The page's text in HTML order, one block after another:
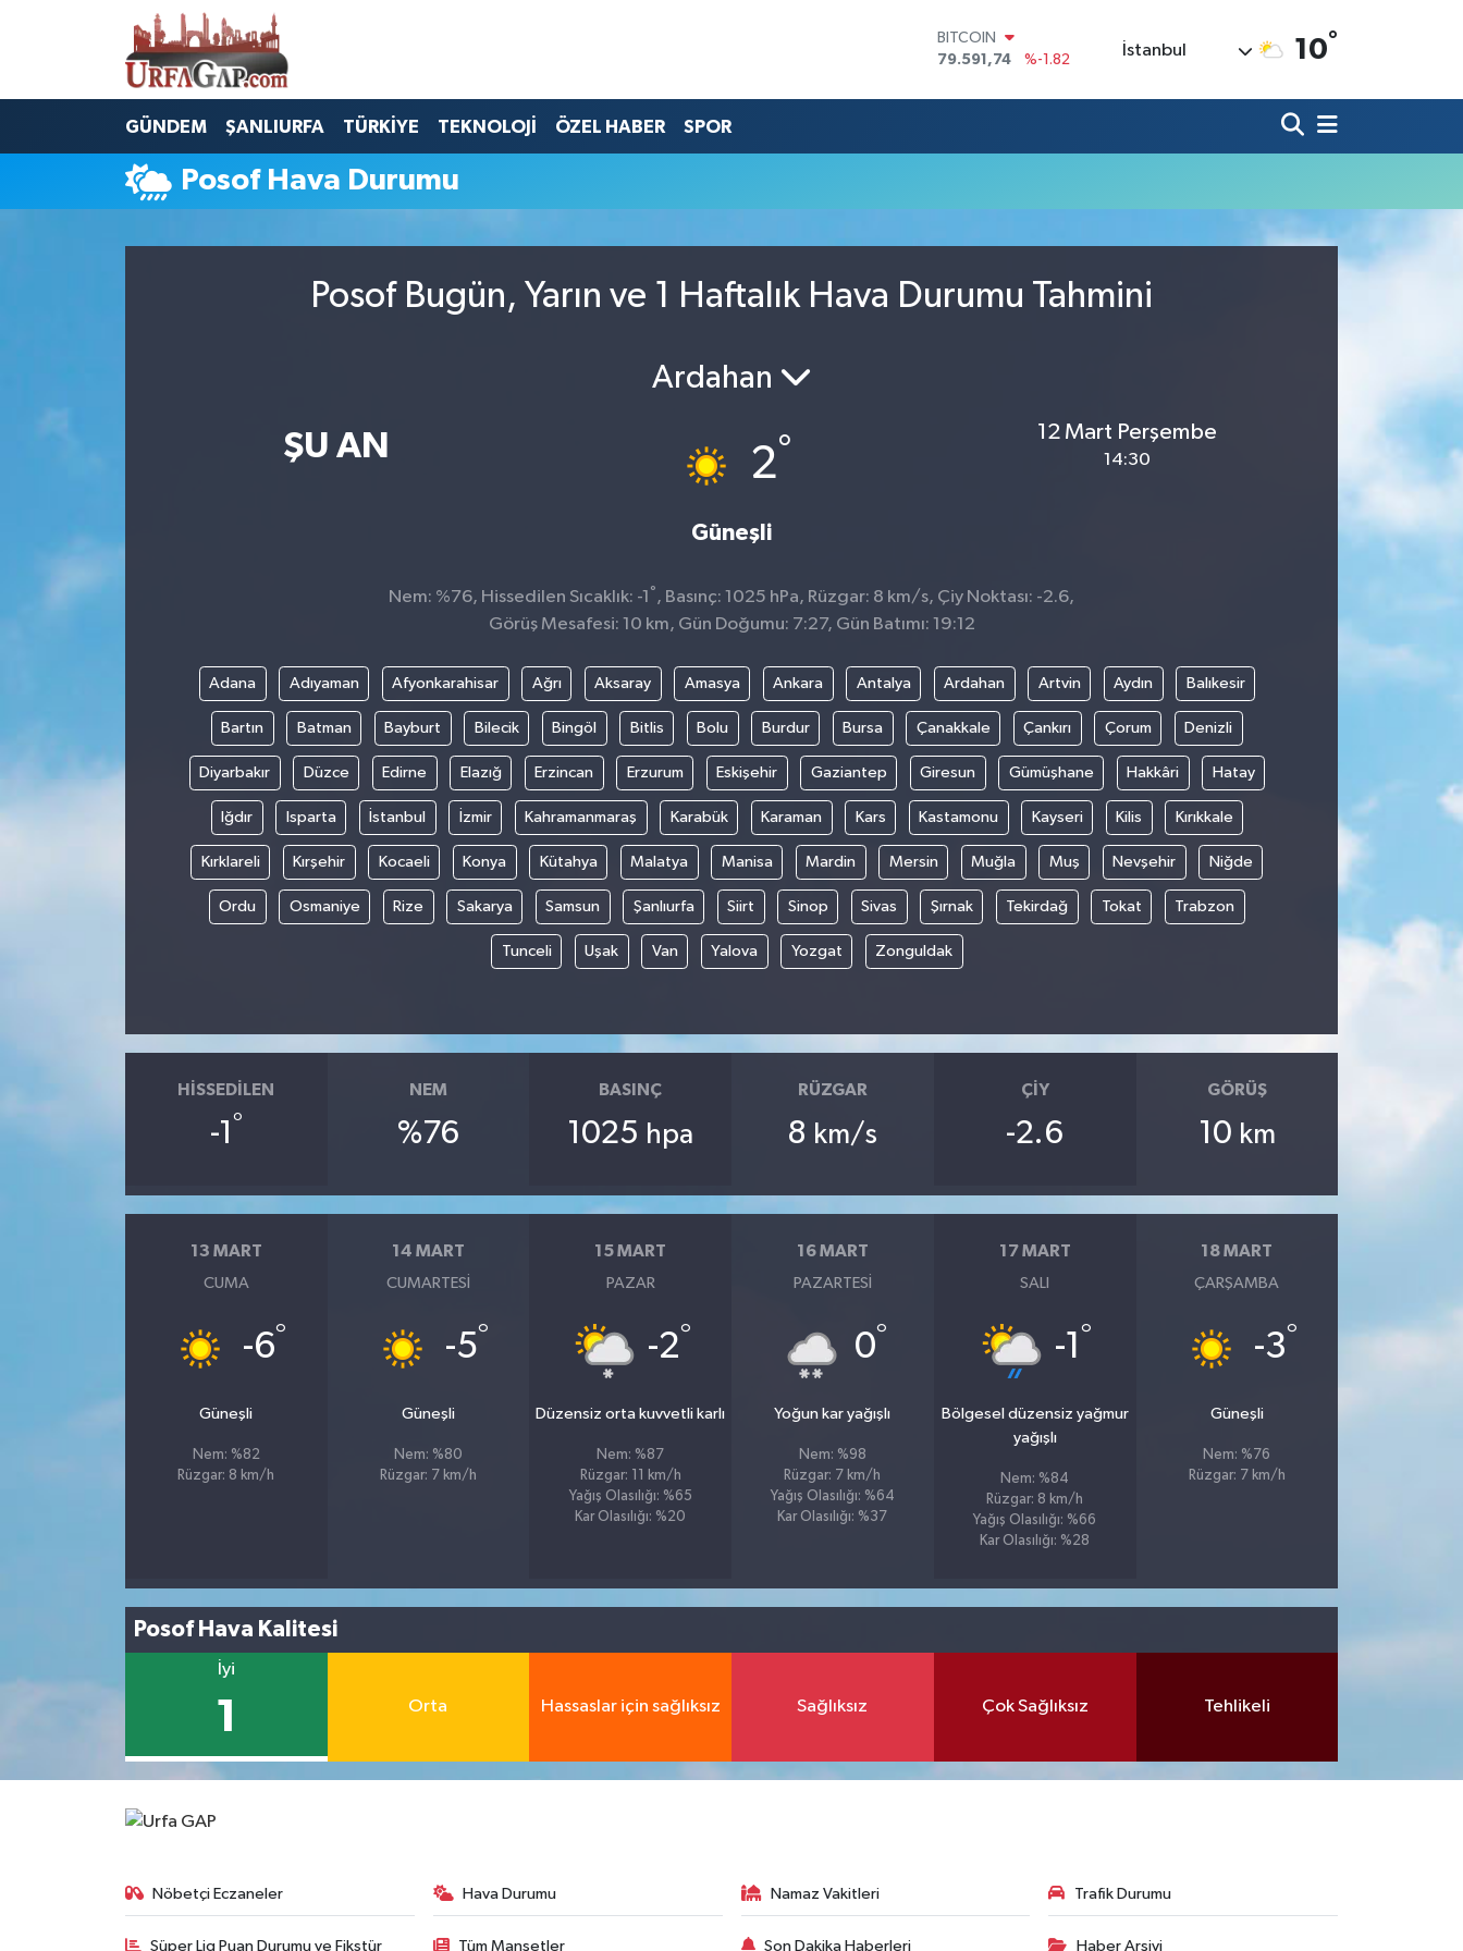
BITCOIN
79.591,74
%-1.82
45,43620
%0.02
%0
İstanbul 10°
GÜNDEM ŞANLIURFA TÜRKİYE TEKNOLOJİ ÖZEL HABER SPOR
Posof Hava Durumu
Posof Bugün, Yarın ve 1 Haftalık Hava Durumu Tahmini
ŞU AN
Ardahan
2°
Güneşli
12 Mart Perşembe
14:30
Nem: %76, Hissedilen Sıcaklık: -1 °, Basınç: 1025 hPa, Rüzgar: 8 km/s, Çiy Noktası: -2.6,
Görüş Mesafesi: 10 km, Gün Doğumu: 7:27, Gün Batımı: 19:12
Adana Adıyaman Afyonkarahisar Ağrı Aksaray Amasya Ankara Antalya Ardahan Artvin Aydın Balıkesir
Bartın Batman Bayburt Bilecik Bingöl Bitlis Bolu Burdur Bursa Çanakkale Çankırı Çorum Denizli
Diyarbakır Düzce Edirne Elazığ Erzincan Erzurum Eskişehir Gaziantep Giresun Gümüşhane Hakkâri Hatay
Iğdır Isparta İstanbul İzmir Kahramanmaraş Karabük Karaman Kars Kastamonu Kayseri Kilis Kırıkkale
Kırklareli Kırşehir Kocaeli Konya Kütahya Malatya Manisa Mardin Mersin Muğla Muş Nevşehir Niğde
Ordu Osmaniye Rize Sakarya Samsun Şanlıurfa Siirt Sinop Sivas Şırnak Tekirdağ Tokat Trabzon
Tunceli Uşak Van Yalova Yozgat Zonguldak
HISSEDILEN
-1 °
NEM
%76
BASINÇ
1025 hpa
RÜZGAR
8 km/s
ÇIY
-2.6
GÖRÜŞ
10 km
13 MART
CUMA
-6°
Güneşli
Nem: %82
Rüzgar: 8 km/h
14 MART
CUMARTESI
-5°
Güneşli
Nem: %80
Rüzgar: 7 km/h
15 MART
PAZAR
-2°
Düzensiz orta kuvvetli karlı
Nem: %87
Rüzgar: 11 km/h
Yağış Olasılığı: %65
Kar Olasılığı: %20
16 MART
PAZARTESI
0°
Yoğun kar yağışlı
Nem: %98
Rüzgar: 7 km/h
Yağış Olasılığı: %64
Kar Olasılığı: %37
17 MART
SALI
-1 °
Bölgesel düzensiz yağmur
yağışlı
Nem: %84
Rüzgar: 8 km/h
Yağış Olasılığı: %66
Kar Olasılığı: %28
18 MART
ÇARŞAMBA
-3°
Güneşli
Nem: %76
Rüzgar: 7 km/h
Posof Hava Kalitesi
İyi
1 Orta Hassaslar için sağlıksız Sağlıksız Çok Sağlıksız Tehlikeli
Nöbetçi Eczaneler Hava Durumu Namaz Vakitleri Trafik Durumu
Süper Lig Puan Durumu ve Fikstür Tüm Manşetler Son Dakika Haberleri Haber Arşivi
Nöbetçi Eczaneler
Hava Durumu
Namaz Vakitleri
Trafik Durumu
Süper Lig Puan Durumu ve Fikstür